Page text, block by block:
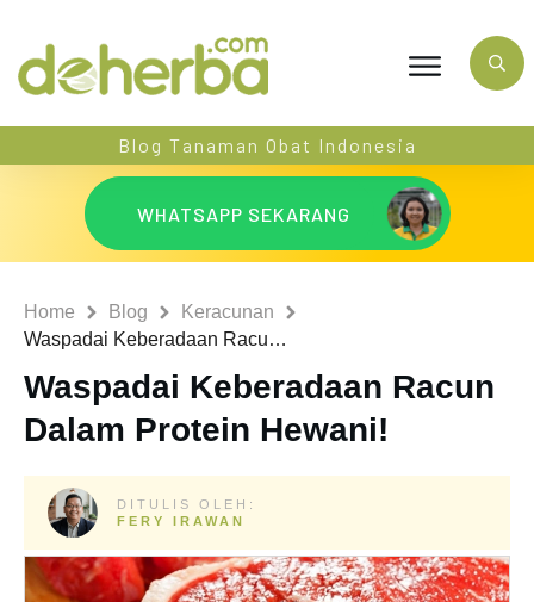
Blog Tanaman Obat Indonesia
WHATSAPP SEKARANG
Home Blog
Keracunan
Waspadai Keberadaan Racun Dalam Protein Hewani!
Waspadai Keberadaan Racun
Dalam Protein Hewani!
DITULIS OLEH:
FERY IRAWAN